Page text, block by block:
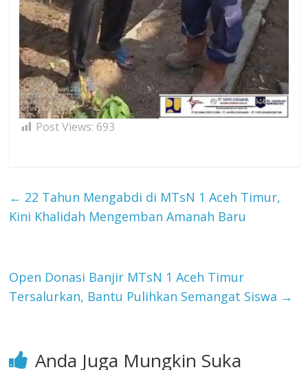
Post Views: 693
← 22 Tahun Mengabdi di MTsN 1 Aceh Timur,
Kini Khalidah Mengemban Amanah Baru
Open Donasi Banjir MTsN 1 Aceh Timur
Tersalurkan, Bantu Pulihkan Semangat Siswa →
Anda Juga Mungkin Suka